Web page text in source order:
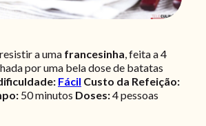
a uma francesinha, feita a 4
por uma bela dose de batatas
Fácil Custo da Refeição:
50 minutos Doses:4 pessoas